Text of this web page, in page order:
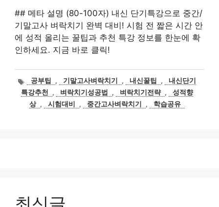
## 메타 설명 (80-100자) 내신 단기특강으로 중간/
기말고사 벼락치기 완벽 대비! 시험 전 짧은 시간 안
에 성적 올리는 꿀팁과 추천 특강 정보를 한눈에 확
인하세요. 지금 바로 클릭!
태
그
공부팁 , 기말고사벼락치기 , 내신꿀팁 ,
내신단기
특강추천
, 벼락치기성공법 , 벼락치기전략 ,
성적향
상 , 시험대비 , 중간고사벼락치기 , 학습공유